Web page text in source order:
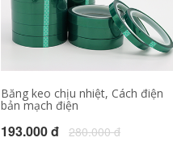
Băng keo chịu nhiệt, Cách điện
bản mạch điện
193.000 đ 280.000 đ